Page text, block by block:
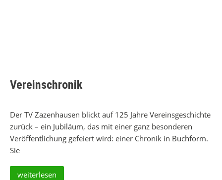
Vereinschronik
Der TV Zazenhausen blickt auf 125 Jahre Vereinsgeschichte
zurück – ein Jubiläum, das mit einer ganz besonderen
Veröffentlichung gefeiert wird: einer Chronik in Buchform.
Sie
weiterlesen